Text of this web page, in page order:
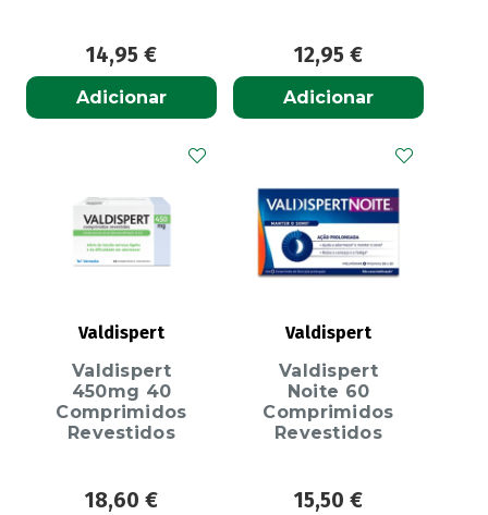
14,95 €
Adicionar
12,95 €
Adicionar
Valdispert
Valdispert
450mg 40
Comprimidos
Revestidos
18,60 €
Valdispert
Valdispert
Noite 60
Comprimidos
Revestidos
15,50 €